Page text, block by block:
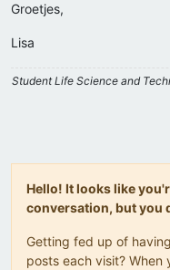
Groetjes,
Lisa
Student Life Science and
Hello! It looks like
conversation, but you
Getting fed up of
posts each visit?